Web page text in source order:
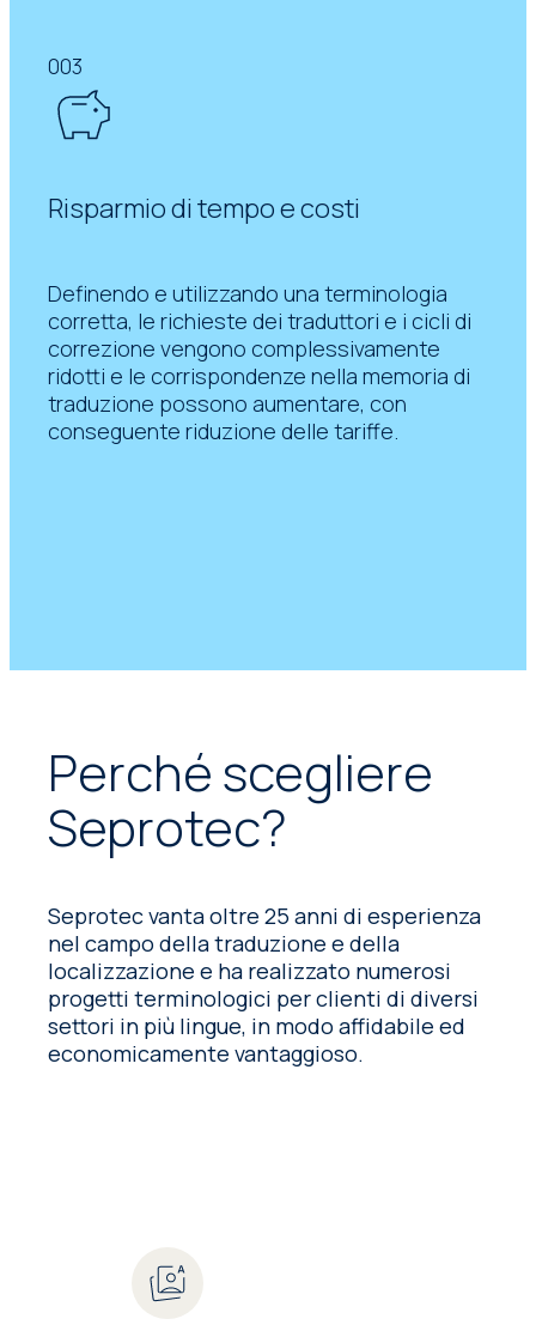
003
Risparmio di tempo e costi
Definendo e utilizzando una terminologia
corretta, le richieste dei traduttori e i cicli di
correzione vengono complessivamente
ridotti e le corrispondenze nella memoria di
traduzione possono aumentare, con
conseguente riduzione delle tariffe.
Perché scegliere
Seprotec?
Seprotec vanta oltre 25 anni di esperienza
nel campo della traduzione e della
localizzazione e ha realizzato numerosi
progetti terminologici per clienti di diversi
settori in più lingue, in modo affidabile ed
economicamente vantaggioso.